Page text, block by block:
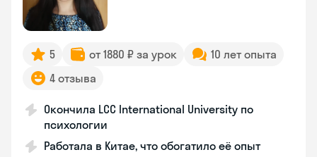
5 от 1880 ₽ за урок
10 лет опыта
4 отзыва
Окончила LCC International University по
психологии
Работала в Китае, что обогатило её опыт